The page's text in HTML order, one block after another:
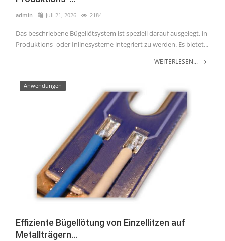
admin Juli 21, 2026 2184
Das beschriebene Bügellötsystem ist speziell darauf ausgelegt, in
Produktions- oder Inlinesysteme integriert zu werden. Es bietet...
WEITERLESEN...
Anwendungen
Effiziente Bügellötung von Einzellitzen auf
Metallträgern...